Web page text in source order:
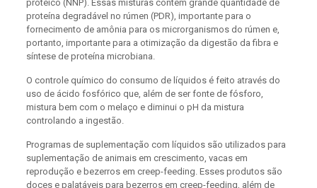
protéico (NNP). Essas misturas contêm grande quantidade de
proteína degradável no rúmen (PDR), importante para o
fornecimento de amônia para os microrganismos do rúmen e,
portanto, importante para a otimização da digestão da fibra e
síntese de proteína microbiana.
O controle químico do consumo de líquidos é feito através do
uso de ácido fosfórico que, além de ser fonte de fósforo,
mistura bem com o melaço e diminui o pH da mistura
controlando a ingestão.
Programas de suplementação com líquidos são utilizados para
suplementação de animais em crescimento, vacas em
reprodução e bezerros em creep-feeding. Esses produtos são
doces e palatáveis para bezerros em creep-feeding, além de